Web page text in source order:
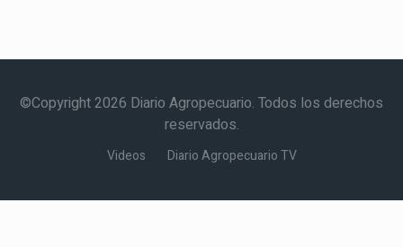
©Copyright 2026 Diario Agropecuario. Todos los derechos
reservados.
Videos Diario Agropecuario TV